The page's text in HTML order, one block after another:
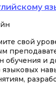
свой
обучения и
языковых